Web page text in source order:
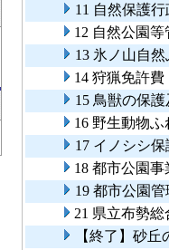
11 自然保護行
12 自然公園等
13 氷ノ山自
14 狩猟免許費
15 鳥獣の保
16 野生動物
17 イノシシ
18 都市公園
19 都市公園管
21 県立布勢
【終了】砂